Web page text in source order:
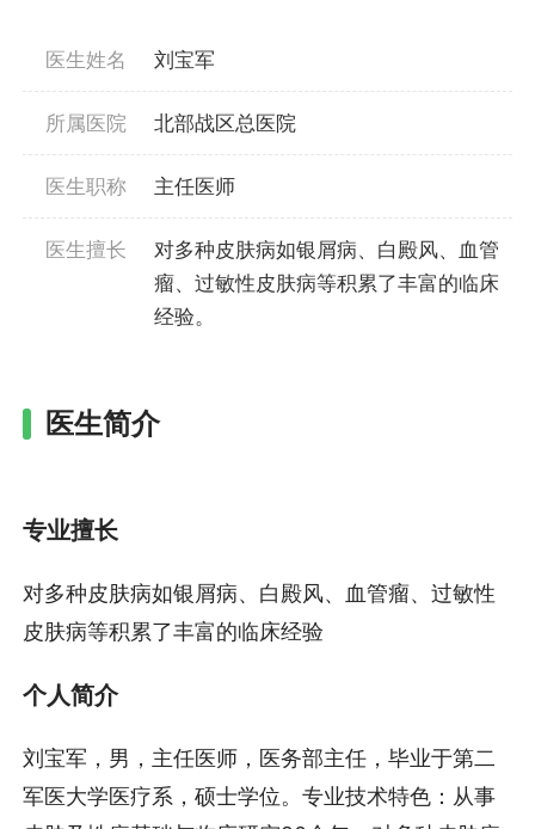
医生姓名 刘宝军
所属医院 北部战区总医院
医生职称 主任医师
医生擅长
对多种皮肤病如银屑病、白殿风、血管
瘤、过敏性皮肤病等积累了丰富的临床
经验。
医生简介
专业擅长
对多种皮肤病如银屑病、白殿风、血管瘤、过敏性
皮肤病等积累了丰富的临床经验
个人简介
刘宝军，男，主任医师，医务部主任，毕业于第二
军医大学医疗系，硕士学位。专业技术特色：从事